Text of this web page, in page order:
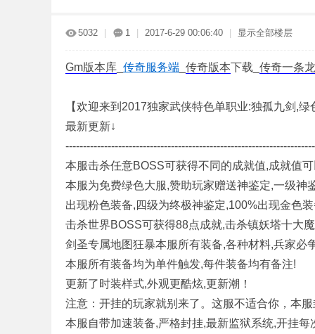
5032 1 2017-6-29 00:06:40 显示全部楼层
Gm版本库 传奇服务端 传奇版本下载_ 传奇一条龙
【欢迎来到2017独家武侠特色单职业:独孤九剑,
最新更新↓
本服击杀任意BOSS可获得不同的成就值,成就值
本服为免费绿色大服,赞助玩家赠送神鉴定,一级
出现粉色装备,四级为终极神鉴定,100%出现金色
击杀世界BOSS可获得88点成就,击杀镇妖塔十大
剑圣专属地图狂暴本服所有装备,各种材料,兵家必
本服所有装备均为单件触发,每件装备均有备注!
更新了时装样式,外观更酷炫,更新潮！
注意：开挂的玩家就别来了。这服不适合你，本
本服自带加速装备,严格封挂,最新监狱系统,开挂每